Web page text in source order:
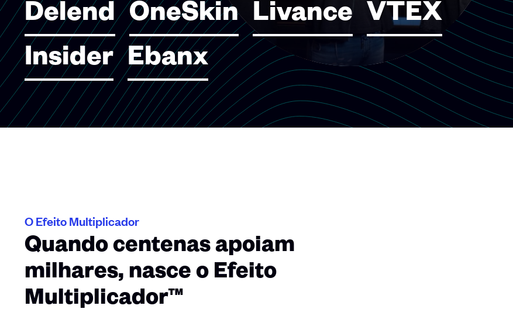
Delend OneSkin Livance VTEX
Insider Ebanx
O Efeito Multiplicador
Quando centenas apoiam
milhares, nasce o Efeito
Multiplicador™